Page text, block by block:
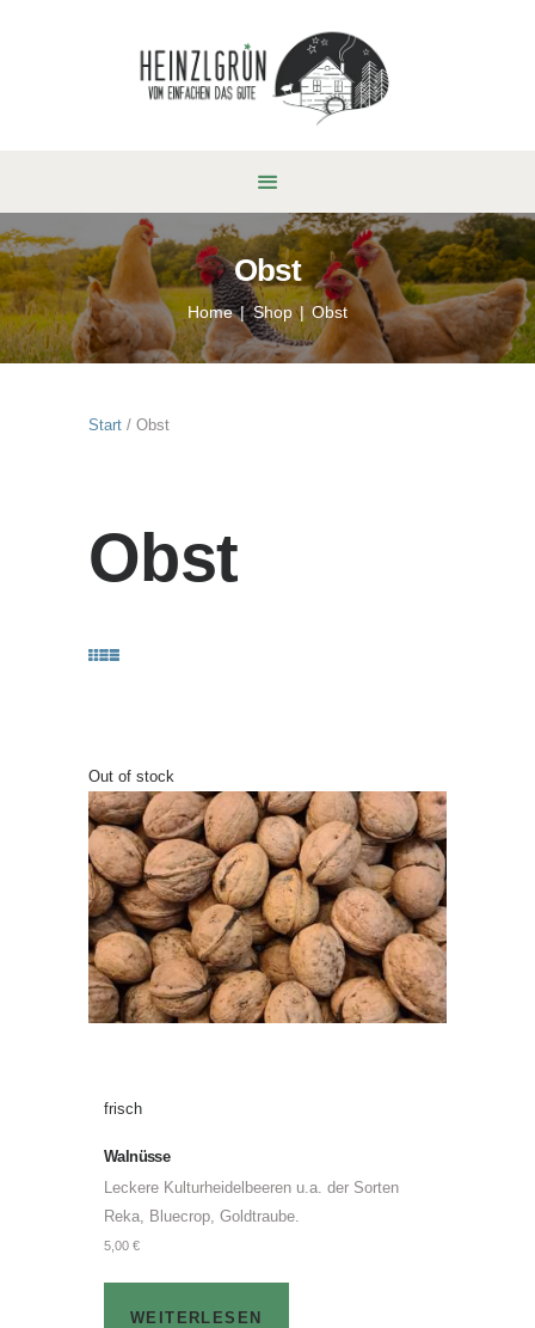
Obst
Home Shop Obst
Start / Obst
Obst
Out of stock
frisch
Walnüsse
Leckere Kulturheidelbeeren u.a. der Sorten
Reka, Bluecrop, Goldtraube.
5,00 €
WEITERLESEN